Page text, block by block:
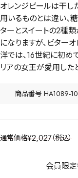
オレンジピールは干し
用いるものとは違い、
ターとスイートの2種
になりますが、ビター
洋では、16世紀に初め
リアの女王が愛用した
商品番号 HA1089-
通常価格¥2,027 税込
会員限